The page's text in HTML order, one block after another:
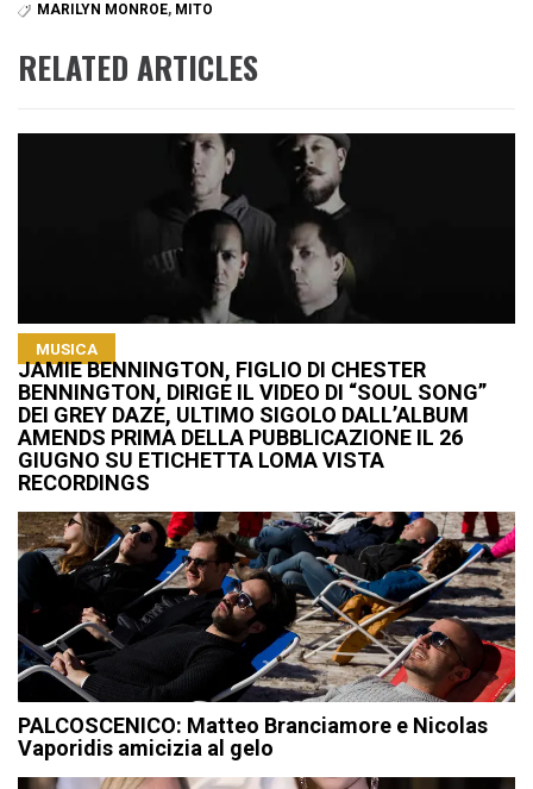
MARILYN MONROE, MITO
RELATED ARTICLES
MUSICA
JAMIE BENNINGTON, FIGLIO DI CHESTER
BENNINGTON, DIRIGE IL VIDEO DI “SOUL SONG”
DEI GREY DAZE, ULTIMO SIGOLO DALL’ALBUM
AMENDS PRIMA DELLA PUBBLICAZIONE IL 26
GIUGNO SU ETICHETTA LOMA VISTA
RECORDINGS
PALCOSCENICO: Matteo Branciamore e Nicolas
Vaporidis amicizia al gelo